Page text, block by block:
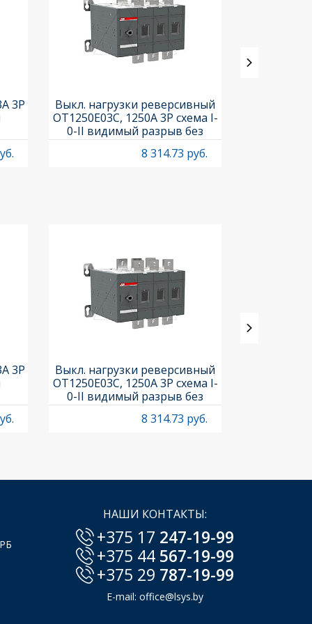
3P
Выкл. нагрузки реверсивный
OT1250E03C, 1250A 3P схема I-
0-II видимый разрыв без
рукоятки
8 314.73 руб.
3P
Выкл. нагрузки реверсивный
OT1250E03C, 1250A 3P схема I-
0-II видимый разрыв без
рукоятки
8 314.73 руб.
НАШИ КОНТАКТЫ:
+375 17 247-19-99
+375 44 567-19-99
+375 29 787-19-99
E-mail: office@lsys.by